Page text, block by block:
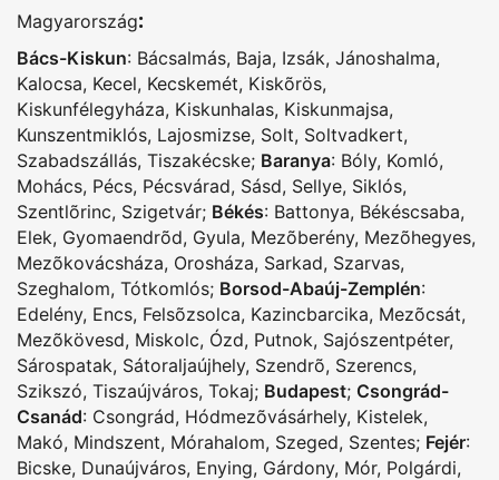
Magyarország:
Bács-Kiskun: Bácsalmás, Baja, Izsák, Jánoshalma,
Kalocsa, Kecel, Kecskemét, Kiskõrös,
Kiskunfélegyháza, Kiskunhalas, Kiskunmajsa,
Kunszentmiklós, Lajosmizse, Solt, Soltvadkert,
Szabadszállás, Tiszakécske; Baranya: Bóly, Komló,
Mohács, Pécs, Pécsvárad, Sásd, Sellye, Siklós,
Szentlõrinc, Szigetvár; Békés: Battonya, Békéscsaba,
Elek, Gyomaendrõd, Gyula, Mezõberény, Mezõhegyes,
Mezõkovácsháza, Orosháza, Sarkad, Szarvas,
Szeghalom, Tótkomlós; Borsod-Abaúj-Zemplén:
Edelény, Encs, Felsõzsolca, Kazincbarcika, Mezõcsát,
Mezõkövesd, Miskolc, Ózd, Putnok, Sajószentpéter,
Sárospatak, Sátoraljaújhely, Szendrõ, Szerencs,
Szikszó, Tiszaújváros, Tokaj; Budapest; Csongrád-
Csanád: Csongrád, Hódmezõvásárhely, Kistelek,
Makó, Mindszent, Mórahalom, Szeged, Szentes; Fejér:
Bicske, Dunaújváros, Enying, Gárdony, Mór, Polgárdi,